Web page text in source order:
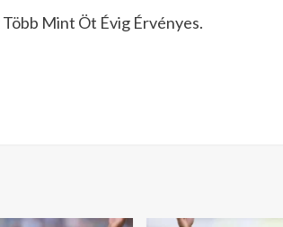
Mint Öt Évig Érvényes.